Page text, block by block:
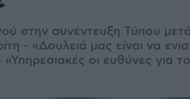
στην συνέντευξη Τύπου
- «Δουλειά μας είναι να
οι ευθύνες για